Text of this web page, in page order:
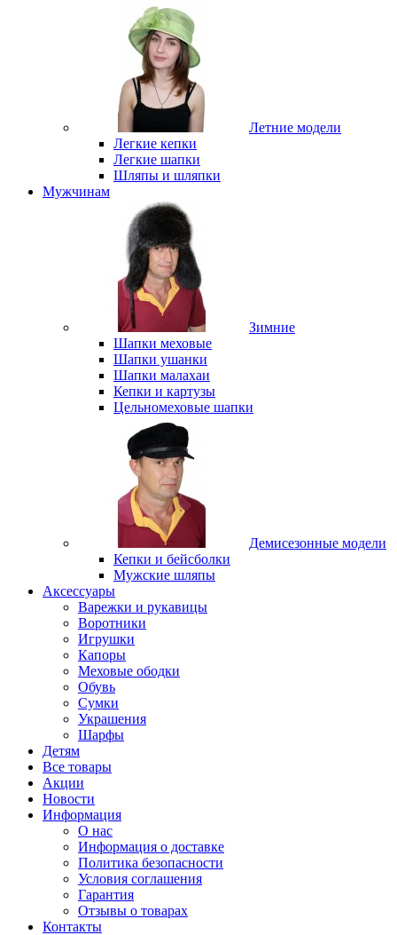
Летние модели
Легкие кепки
Легкие шапки
Шляпы и шляпки
Мужчинам
Зимние
Шапки меховые
Шапки ушанки
Шапки малахаи
Кепки и картузы
Цельномеховые шапки
Демисезонные модели
Кепки и бейсболки
Мужские шляпы
Аксессуары
Варежки и рукавицы
Воротники
Игрушки
Капоры
Меховые ободки
Обувь
Сумки
Украшения
Шарфы
Детям
Все товары
Акции
Новости
Информация
О нас
Информация о доставке
Политика безопасности
Условия соглашения
Гарантия
Отзывы о товарах
Контакты